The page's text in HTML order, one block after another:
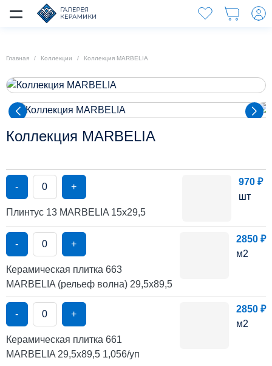
Главная Коллекции Коллекция MARBELIA
Коллекция MARBELIA
- +
Плинтус 13 MARBELIA 15х29,5
970 ₽
шт
- +
Керамическая плитка 663
MARBELIA (рельеф волна) 29,5х89,5
2850 ₽
м2
- +
Керамическая плитка 661
MARBELIA 29,5х89,5 1,056/уп
2850 ₽
м2